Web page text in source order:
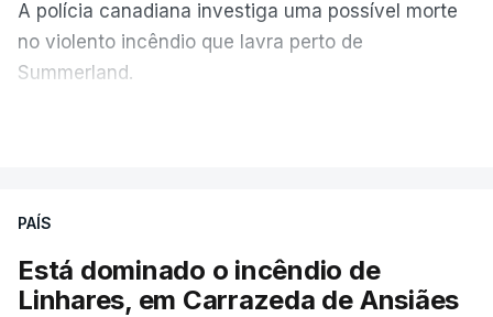
A polícia canadiana investiga uma possível morte
no violento incêndio que lavra perto de
Summerland.
ERRO100
ERROR ON HTML5 MEDIA ELEMENT
PAÍS
Está dominado o incêndio de
Linhares, em Carrazeda de Ansiães